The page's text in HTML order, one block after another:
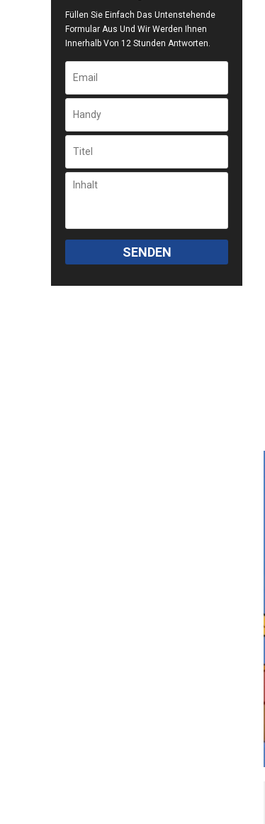
Füllen Sie Einfach Das Untenstehende
Formular Aus Und Wir Werden Ihnen
Innerhalb Von 12 Stunden Antworten.
SENDEN